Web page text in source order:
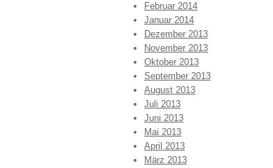
Februar 2014
Januar 2014
Dezember 2013
November 2013
Oktober 2013
September 2013
August 2013
Juli 2013
Juni 2013
Mai 2013
April 2013
März 2013